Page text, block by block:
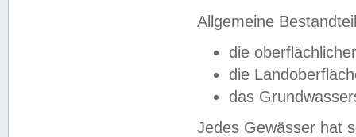
Allgemeine
die
die
das
Jedes Gewässer hat